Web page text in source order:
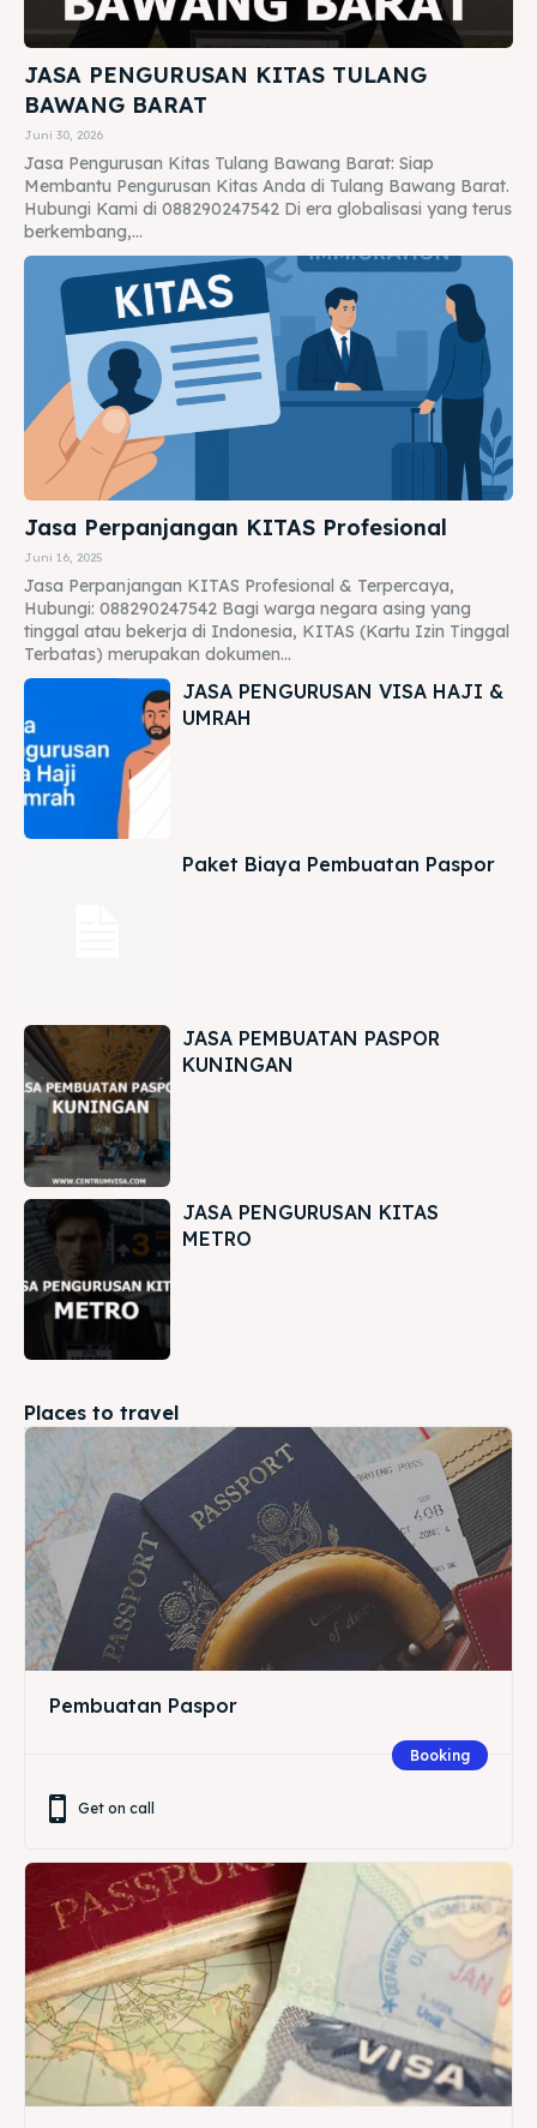
JASA PENGURUSAN KITAS TULANG
BAWANG BARAT
Juni 30, 2026
Jasa Pengurusan Kitas Tulang Bawang Barat: Siap
Membantu Pengurusan Kitas Anda di Tulang Bawang Barat.
Hubungi Kami di 088290247542 Di era globalisasi yang terus
berkembang,...
Jasa Perpanjangan KITAS Profesional
Juni 16, 2025
Jasa Perpanjangan KITAS Profesional & Terpercaya,
Hubungi: 088290247542 Bagi warga negara asing yang
tinggal atau bekerja di Indonesia, KITAS (Kartu Izin Tinggal
Terbatas) merupakan dokumen...
JASA PENGURUSAN VISA HAJI &
UMRAH
Paket Biaya Pembuatan Paspor
JASA PEMBUATAN PASPOR
KUNINGAN
JASA PENGURUSAN KITAS
METRO
Places to travel
Pembuatan Paspor
Booking
Get on call